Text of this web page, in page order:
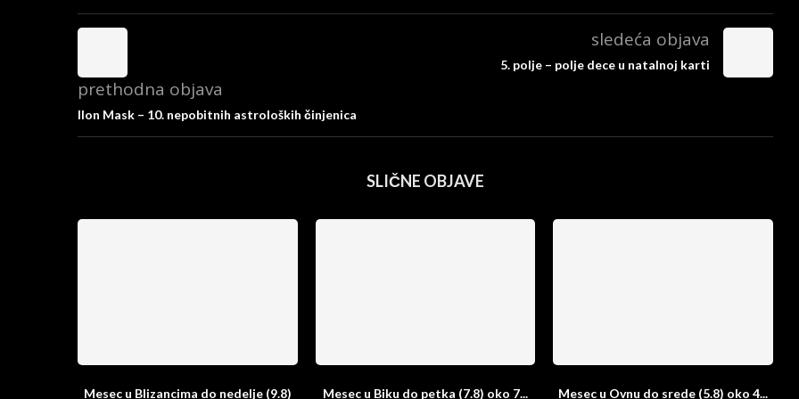
prethodna objava
Ilon Mask – 10. nepobitnih astroloških činjenica
sledeća objava
5. polje – polje dece u natalnoj karti
SLIČNE OBJAVE
Mesec u Blizancima do nedelje (9.8) Mesec u Biku do petka (7.8) oko 7... Mesec u Ovnu do srede (5.8) oko 4...